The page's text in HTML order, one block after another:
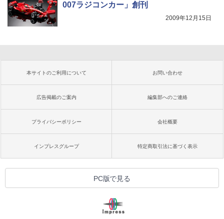
007ラジコンカー」創刊
2009年12月15日
本サイトのご利用について お問い合わせ
広告掲載のご案内 編集部へのご連絡
プライバシーポリシー 会社概要
インプレスグループ 特定商取引法に基づく表示
PC版で見る